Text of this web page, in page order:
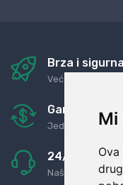
Mi
Brza i
Već za nekoliko
Garancija u
Jednostavno
24/7 odlična
Naši agenti